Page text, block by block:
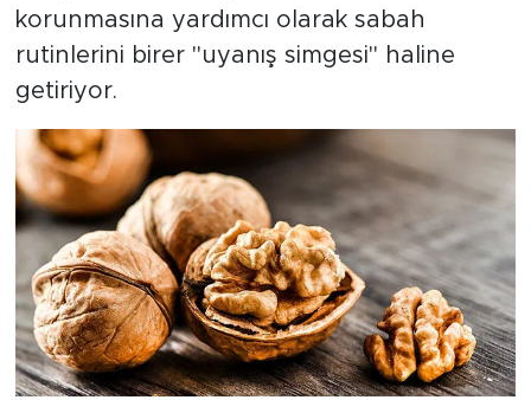
korunmasına yardımcı olarak sabah
rutinlerini birer "uyanış simgesi" haline
getiriyor.